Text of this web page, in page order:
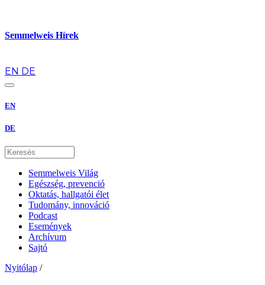
Semmelweis Hírek
EN DE
EN
DE
Semmelweis Világ
Egészség, prevenció
Oktatás, hallgatói élet
Tudomány, innováció
Podcast
Események
Archívum
Sajtó
Nyitólap /